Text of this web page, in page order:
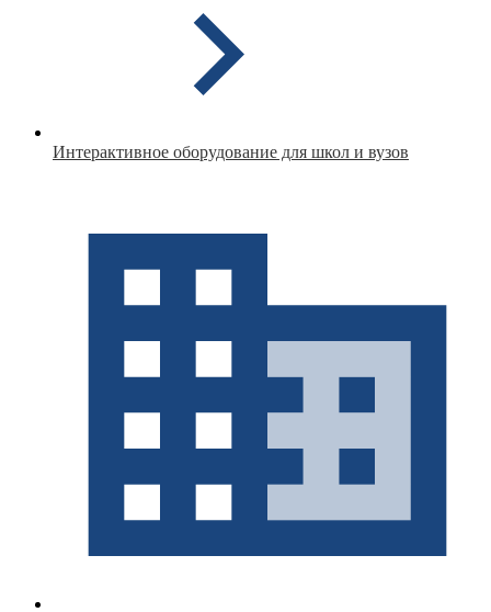
Интерактивное оборудование для школ и вузов